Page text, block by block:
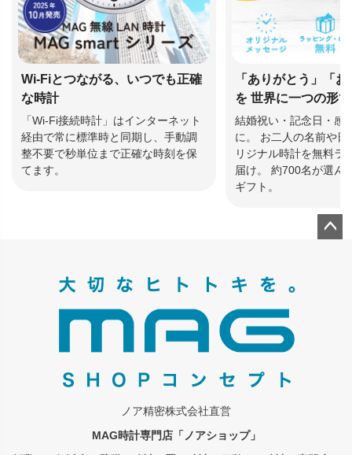
Wi-Fiとつながる、いつでも正確
な時計
「Wi-Fi接続時計」はインターネット
経由で常に標準時と同期し、手動調
整不要で秒単位まで正確な時刻を保
てます。
「ありがとう」「
を 世界に一つの形
結婚祝い・記念日・感
に。 お二人の名前や日
リジナル時計を無料ラ
届け。 約700名が選ん
ギフト。
ノア精密株式会社直営
MAG時計専門店「ノアショップ」